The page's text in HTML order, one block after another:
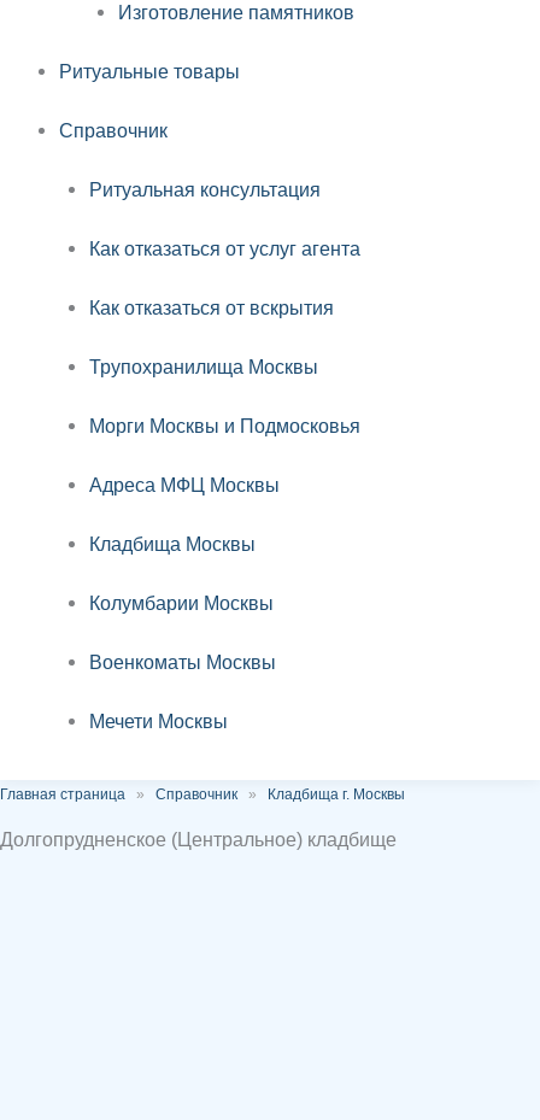
Изготовление памятников
Ритуальные товары
Справочник
Ритуальная консультация
Как отказаться от услуг агента
Как отказаться от вскрытия
Трупохранилища Москвы
Морги Москвы и Подмосковья
Адреса МФЦ Москвы
Кладбища Москвы
Колумбарии Москвы
Военкоматы Москвы
Мечети Москвы
Главная страница » Справочник » Кладбища г. Москвы
Долгопрудненское (Центральное) кладбище